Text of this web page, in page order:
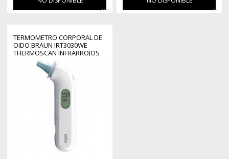
22737 23082
TERMOMETRO CORPORAL DE
OIDO BRAUN IRT3030WE
THERMOSCAN INFRARROJOS